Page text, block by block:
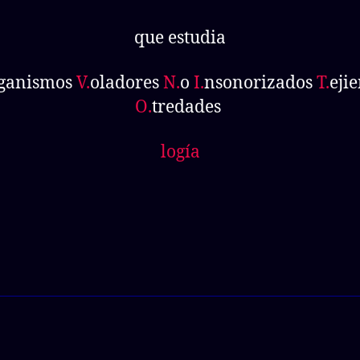
que estudia
V.oladoresN.o I.nsonorizadosT.
O.tredades
logía